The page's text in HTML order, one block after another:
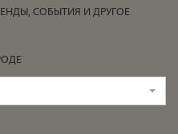
СОБЫТИЯ И ДРУГОЕ